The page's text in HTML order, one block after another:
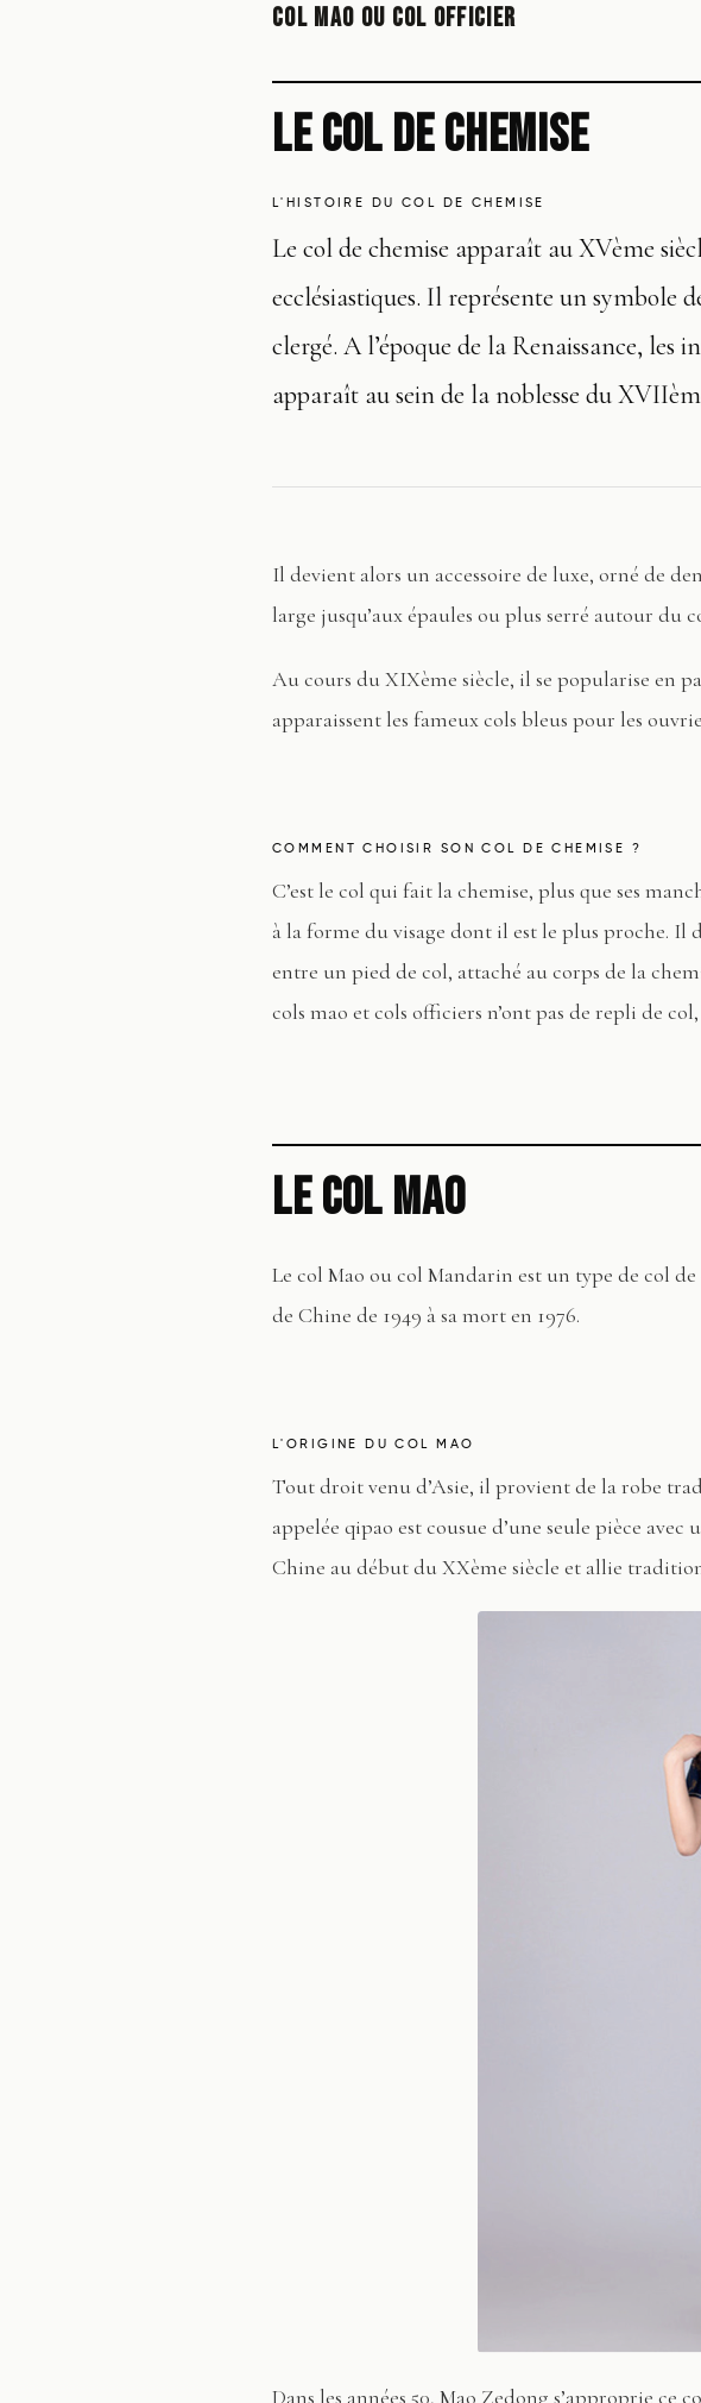
COL MAO OU COL OFFICIER
LE COL DE CHEMISE
L'HISTOIRE DU COL DE CHEMISE
Le col de chemise apparaît au XVème
ecclésiastiques. Il représente un symbole
clergé. A l’époque de la Renaissance, les
apparaît au sein de la noblesse du
Il devient alors un accessoire de luxe, orné de
large jusqu’aux épaules ou plus serré autour du
Au cours du XIXème siècle, il se popularise en
apparaissent les fameux cols bleus pour les
COMMENT CHOISIR SON COL DE CHEMISE ?
C’est le col qui fait la chemise, plus que ses
à la forme du visage dont il est le plus proche.
entre un pied de col, attaché au corps de la
cols mao et cols officiers n’ont pas de repli de
LE COL MAO
Le col Mao ou col Mandarin est un type de col
de Chine de 1949 à sa mort en 1976.
L'ORIGINE DU COL MAO
Tout droit venu d’Asie, il provient de la robe
appelée qipao est cousue d’une seule pièce
Chine au début du XXème siècle et allie
Dans les années 50, Mao Zedong s’approprie